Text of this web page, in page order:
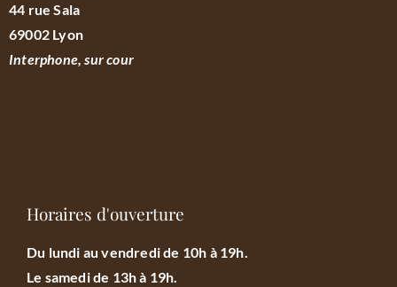
44 rue Sala
69002 Lyon
Interphone, sur cour
Horaires d'ouverture
Du lundi au vendredi de 10h à 19h.
Le samedi de 13h à 19h.